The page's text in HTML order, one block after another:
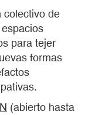
colectivo de
para tejer
formas
(abierto hasta